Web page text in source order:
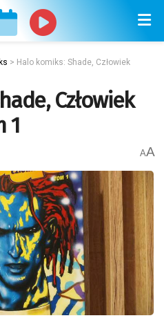
> Halo komiks: Shade, Człowiek
Człowiek
1
AA